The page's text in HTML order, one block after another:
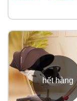
hết hàng